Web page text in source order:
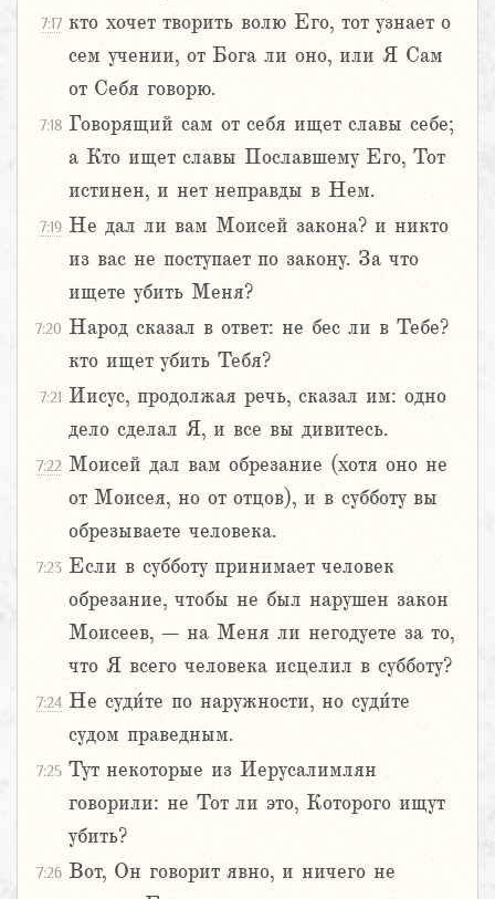
7:17 кто хочет творить волю Его, тот узнает о
сем учении, от Бога ли оно, или Я Сам
от Себя говорю.
7:18 Говорящий сам от себя ищет славы себе;
а Кто ищет славы Пославшему Его, Тот
истинен, и нет неправды в Нем.
7:19 Не дал ли вам Моисей закона? и никто
из вас не поступает по закону. За что
ищете убить Меня?
7:20 Народ сказал в ответ: не бес ли в Тебе?
кто ищет убить Тебя?
7:21 Иисус, продолжая речь, сказал им: одно
дело сделал Я, и все вы дивитесь.
7:22 Моисей дал вам обрезание (хотя оно не
от Моисея, но от отцов), и в субботу вы
обрезываете человека.
7:23 Если в субботу принимает человек
обрезание, чтобы не был нарушен закон
Моисеев, – на Меня ли негодуете за то,
что Я всего человека исцелил в субботу?
7:24 Не суди́те по наружности, но суди́те
судом праведным.
7:25 Тут некоторые из Иерусалимлян
говорили: не Тот ли это, Которого ищут
убить?
7:26 Вот, Он говорит явно, и ничего не